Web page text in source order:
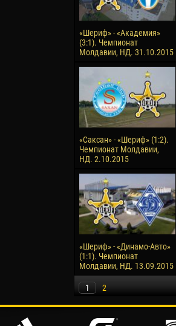
«Шериф» - «Академия»
(3:1). Чемпионат
Молдавии, НД. 31.10.2015
«Саксан» - «Шериф» (1:2).
Чемпионат Молдавии,
НД. 2.10.2015
«Шериф» - «Динамо-Авто»
(1:1). Чемпионат
Молдавии, НД. 13.09.2015
1 2